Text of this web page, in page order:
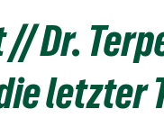
Dr.
letzter